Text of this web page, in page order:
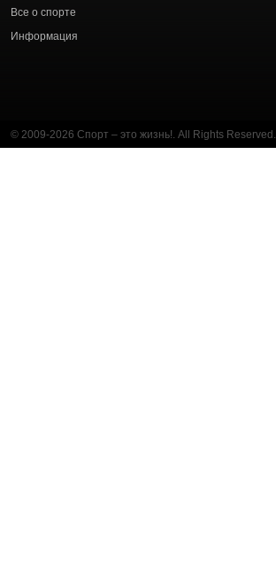
Все о спорте
Информация
© 2009-2026 Спорт – это жизнь!. All Rights Reserved.